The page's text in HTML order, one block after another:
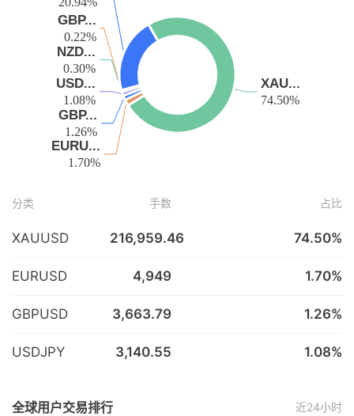
分类 手数 占比
XAUUSD 216,959.46 74.50%
EURUSD 4,949 1.70%
GBPUSD 3,663.79 1.26%
USDJPY 3,140.55 1.08%
全球用户交易排行 近24小时